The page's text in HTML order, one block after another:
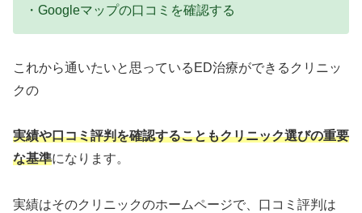
・Googleマップの口コミを確認する
これから通いたいと思っているED治療ができるクリニッ
クの
実績や口コミ評判を確認することもクリニック選びの重要
な基準になります。
実績はそのクリニックのホームページで、口コミ評判は